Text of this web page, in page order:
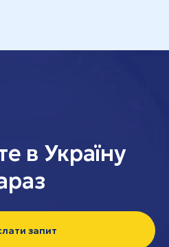
в Україну
запит